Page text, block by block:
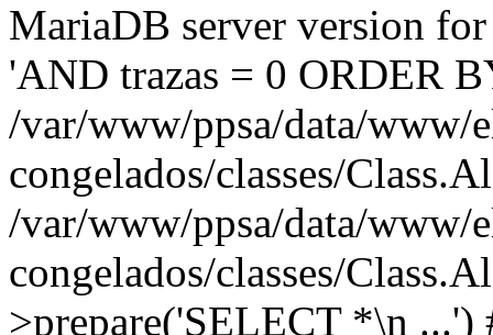
MariaDB server version
'AND trazas = 0 ORDER
/var/www/ppsa/data/www/
congelados/classes/
/var/www/ppsa/data/www/
congelados/classes/
>prepare('SELECT *\n ...')